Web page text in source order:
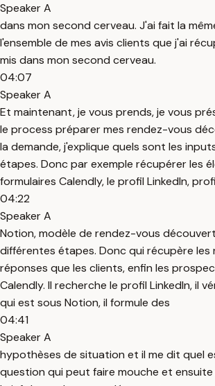
Speaker A
dans mon second cerveau. J'ai fait la
l'ensemble de mes avis clients que j'ai
mis dans mon second cerveau.
04:07
Speaker A
Et maintenant, je vous prends, je vous
le process préparer mes rendez-vous
la demande, j'explique quels sont les
étapes. Donc par exemple récupérer les
formulaires Calendly, le profil LinkedIn,
04:22
Speaker A
Notion, modèle de rendez-vous
différentes étapes. Donc qui récupère les
réponses que les clients, enfin les
Calendly. Il recherche le profil LinkedIn, il
qui est sous Notion, il formule des
04:41
Speaker A
hypothèses de situation et il me dit quel
question qui peut faire mouche et ensuite